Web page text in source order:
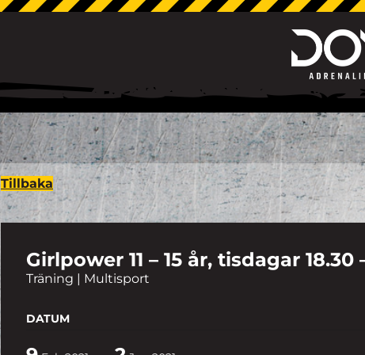
Tillbaka
Girlpower 11 – 15 år, tisdagar 18.30
Träning | Multisport
DATUM